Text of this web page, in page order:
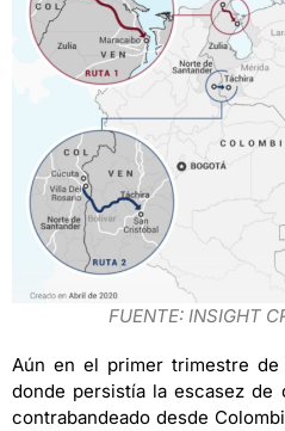
FUENTE: INSIGHT
Aún en el primer trimestre
donde persistía la escasez de
contrabandeado desde